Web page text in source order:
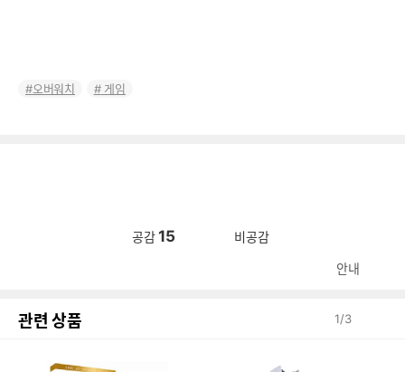
오버워치 게임
공감15 비공감
안내
관련 상품 1/3